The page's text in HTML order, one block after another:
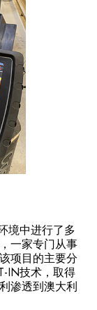
境中进行了多
，一家专门从事
项目的主要分
IN技术，取得
渗透到澳大利